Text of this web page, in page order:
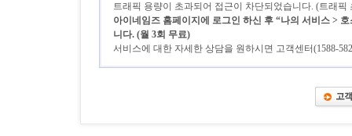
트래픽 용량이 초과되어 접근이 차단되었습니다. (트래픽
아이네임즈 홈페이지에 로그인 하신 후 “나의 서비스 >
니다. (월 3회 무료)
서비스에 대한 자세한 상담을 원하시면 고객센터(1588-